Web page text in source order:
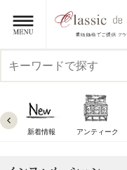
新着情報 アンティーク